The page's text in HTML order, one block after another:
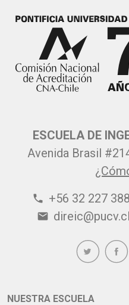
ESCUELA DE
Avenida Brasil
phone +56 32 227
email direic@pucv.cl
NUESTRA ESCUELA